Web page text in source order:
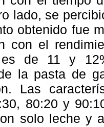
lado, se
obtenido fue
con el
de 11 y
la pasta de
Las
80:20 y
solo leche y